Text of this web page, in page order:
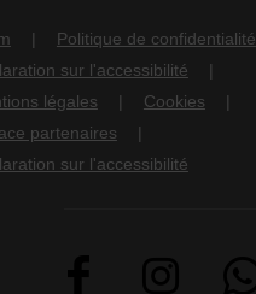
Politique de confidentialité
sur l'accessibilité
légales
Cookies
partenaires
sur l'accessibilité